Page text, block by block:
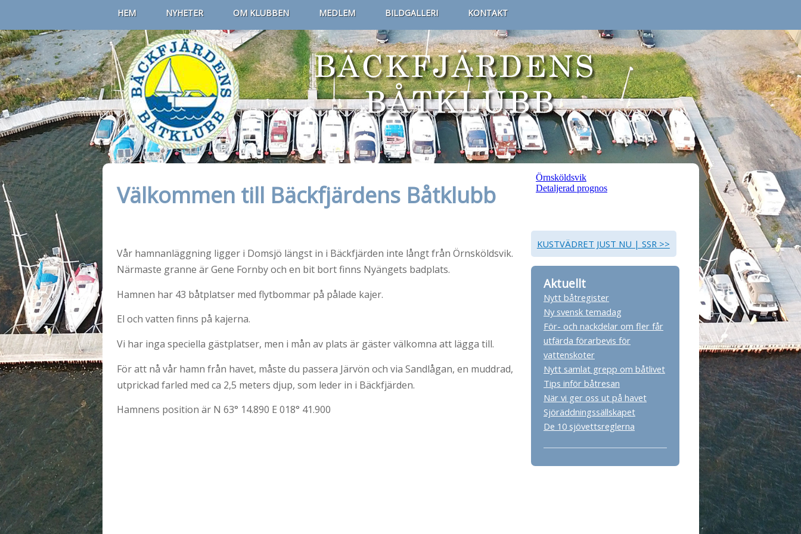
HEM NYHETER OM KLUBBEN MEDLEM BILDGALLERI KONTAKT
Välkommen till Bäckfjärdens Båtklubb
Vår hamnanläggning ligger i Domsjö längst in i Bäckfjärden inte långt från Örnsköldsvik.
Närmaste granne är Gene Fornby och en bit bort finns Nyängets badplats.
Hamnen har 43 båtplatser med flytbommar på pålade kajer.
El och vatten finns på kajerna.
Vi har inga speciella gästplatser, men i mån av plats är gäster välkomna att lägga till.
För att nå vår hamn från havet, måste du passera Järvön och via Sandlågan, en muddrad,
utprickad farled med ca 2,5 meters djup, som leder in i Bäckfjärden.
Hamnens position är N 63° 14.890 E 018° 41.900
KUSTVÄDRET JUST NU | SSR >>
Aktuellt
Nytt båtregister
Ny svensk temadag
För- och nackdelar om fler får
utfärda förarbevis för
vattenskoter
Nytt samlat grepp om båtlivet
Tips inför båtresan
När vi ger oss ut på havet
Sjöräddningssällskapet
De 10 sjövettsreglerna